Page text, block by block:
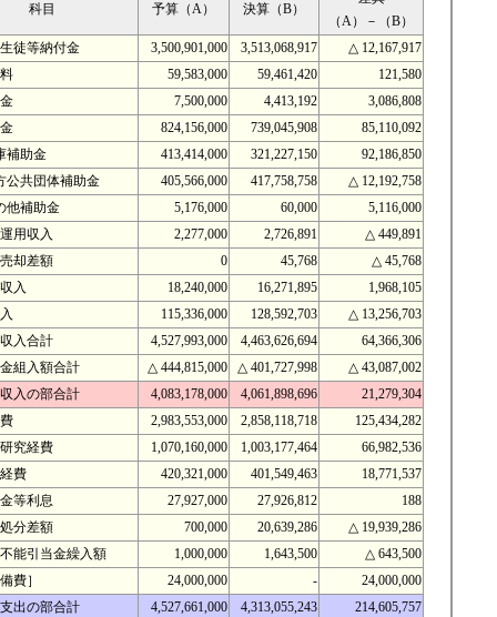
科目 予算（A） 決算（B）
（A）－（B）
徒等納付金
3,500,901,000 3,513,068,917
△ 12,167,917
59,583,000 59,461,420
121,580
7,500,000 4,413,192
3,086,808
824,156,000 739,045,908
85,110,092
助金
413,414,000 321,227,150
92,186,850
共団体補助金
405,566,000 417,758,758
△ 12,192,758
補助金
5,176,000 60,000
5,116,000
用収入
2,277,000 2,726,891
△ 449,891
却差額
0 45,768
△ 45,768
入
18,240,000 16,271,895
1,968,105
115,336,000 128,592,703
△ 13,256,703
入合計
4,527,993,000 4,463,626,694
64,366,306
組入額合計
△ 444,815,000 △ 401,727,998
△ 43,087,002
入の部合計
4,083,178,000 4,061,898,696
21,279,304
2,983,553,000 2,858,118,718
125,434,282
究経費
1,070,160,000 1,003,177,464
66,982,536
費
420,321,000 401,549,463
18,771,537
等利息
27,927,000 27,926,812
188
分差額
700,000 20,639,286
△ 19,939,286
能引当金繰入額
1,000,000 1,643,500
△ 643,500
費］
24,000,000 -
24,000,000
出の部合計
4,527,661,000 4,313,055,243
214,605,757